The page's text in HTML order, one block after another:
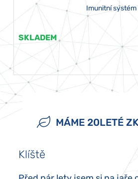
Imunitní systém
SKLADEM
MÁME 20LETÉ
Klíště